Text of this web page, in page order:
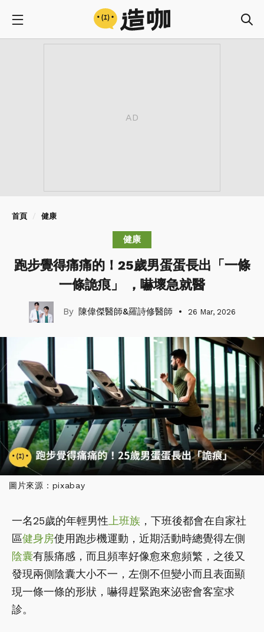
首頁 健康
健康
跑步覺得痛痛的！25歲男蛋蛋長出「一條
一條詭痕」 ，嚇壞急就醫
陳偉傑醫師&羅詩修醫師 26 Mar, 2026
圖片來源：pixabay
一名25歲的年輕男性 上班族 ，下班後都會在自家社
區健身房使用跑步機運動，近期活動時總覺得左側
陰囊有脹痛感，而且頻率好像愈來愈頻繁，之後又
發現兩側陰囊大小不一，左側不但變小而且表面顯
現一條一條的形狀，嚇得趕緊跑來泌密會客室求
診。